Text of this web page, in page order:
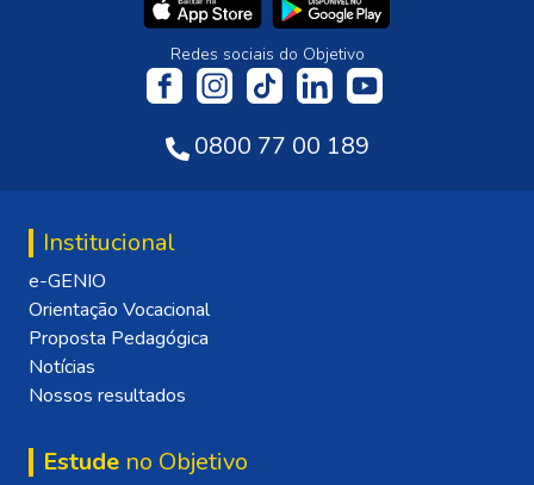
Redes sociais do Objetivo
0800 77 00 189
Institucional
e-GENIO
Orientação Vocacional
Proposta Pedagógica
Notícias
Nossos resultados
Estude no Objetivo